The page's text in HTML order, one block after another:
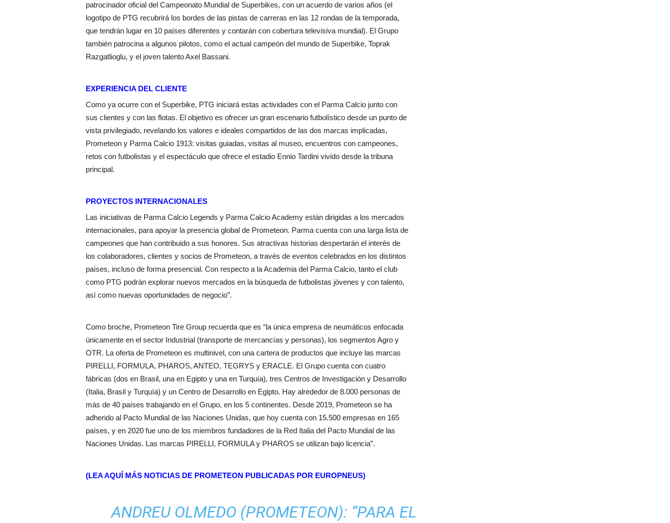
patrocinador oficial del Campeonato Mundial de Superbikes, con un acuerdo de varios años (el
logotipo de PTG recubrirá los bordes de las pistas de carreras en las 12 rondas de la temporada,
que tendrán lugar en 10 países diferentes y contarán con cobertura televisiva mundial). El Grupo
también patrocina a algunos pilotos, como el actual campeón del mundo de Superbike, Toprak
Razgatlioglu, y el joven talento Axel Bassani.
EXPERIENCIA DEL CLIENTE
Como ya ocurre con el Superbike, PTG iniciará estas actividades con el Parma Calcio junto con
sus clientes y con las flotas. El objetivo es ofrecer un gran escenario futbolístico desde un punto de
vista privilegiado, revelando los valores e ideales compartidos de las dos marcas implicadas,
Prometeon y Parma Calcio 1913: visitas guiadas, visitas al museo, encuentros con campeones,
retos con futbolistas y el espectáculo que ofrece el estadio Ennio Tardini vivido desde la tribuna
principal.
PROYECTOS INTERNACIONALES
Las iniciativas de Parma Calcio Legends y Parma Calcio Academy están dirigidas a los mercados
internacionales, para apoyar la presencia global de Prometeon. Parma cuenta con una larga lista de
campeones que han contribuido a sus honores. Sus atractivas historias despertarán el interés de
los colaboradores, clientes y socios de Prometeon, a través de eventos celebrados en los distintos
países, incluso de forma presencial. Con respecto a la Academia del Parma Calcio, tanto el club
como PTG podrán explorar nuevos mercados en la búsqueda de futbolistas jóvenes y con talento,
así como nuevas oportunidades de negocio”.
Como broche, Prometeon Tire Group recuerda que es “la única empresa de neumáticos enfocada
únicamente en el sector Industrial (transporte de mercancías y personas), los segmentos Agro y
OTR. La oferta de Prometeon es multinivel, con una cartera de productos que incluye las marcas
PIRELLI, FORMULA, PHAROS, ANTEO, TEGRYS y ERACLE. El Grupo cuenta con cuatro
fábricas (dos en Brasil, una en Egipto y una en Turquía), tres Centros de Investigación y Desarrollo
(Italia, Brasil y Turquía) y un Centro de Desarrollo en Egipto. Hay alrededor de 8.000 personas de
más de 40 países trabajando en el Grupo, en los 5 continentes. Desde 2019, Prometeon se ha
adherido al Pacto Mundial de las Naciones Unidas, que hoy cuenta con 15.500 empresas en 165
países, y en 2020 fue uno de los miembros fundadores de la Red Italia del Pacto Mundial de las
Naciones Unidas. Las marcas PIRELLI, FORMULA y PHAROS se utilizan bajo licencia”.
(LEA AQUÍ MÁS NOTICIAS DE PROMETEON PUBLICADAS POR EUROPNEUS)
ANDREU OLMEDO (PROMETEON): “PARA EL